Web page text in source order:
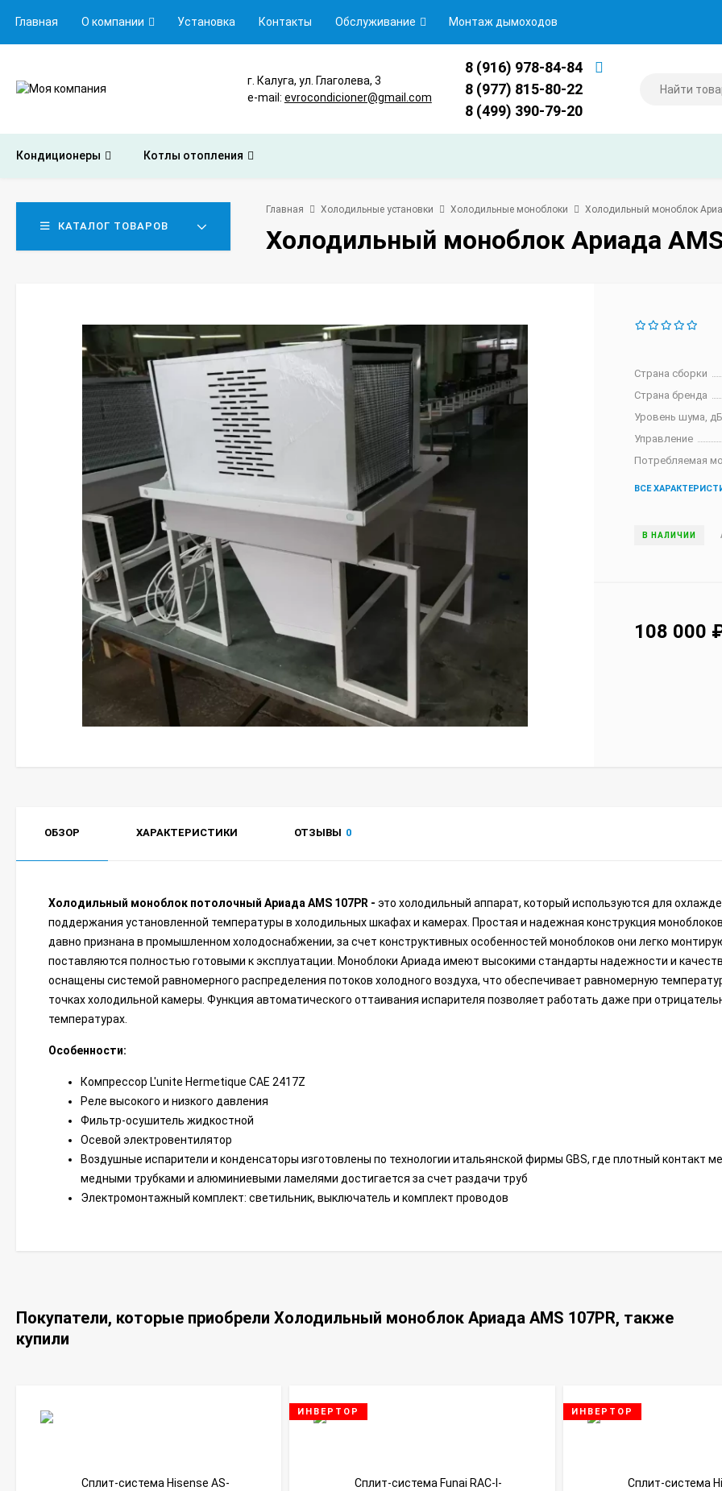
Главная О компании Установка Контакты Обслуживание Монтаж дымоходов
г. Калуга, ул. Глаголева, 3
e-mail: evrocondicioner@gmail.com
8 (916) 978-84-84
8 (977) 815-80-22
8 (499) 390-79-20
Кондиционеры Котлы отопления
КАТАЛОГ ТОВАРОВ
Главная Холодильные установки Холодильные моноблоки Холодильный моноблок
Холодильный моноблок Ариада
Страна сборки
Страна бренда
Уровень шума, дБ
Управление
Потребляемая
ВСЕ
В НАЛИЧИИ
108 000
ОБЗОР ХАРАКТЕРИСТИКИ ОТЗЫВЫ 0
Холодильный моноблок потолочный Ариада AMS 107PR - это холодильный аппарат, который используются для
поддержания установленной температуры в холодильных шкафах и камерах. Простая и надежная конструкция
давно признана в промышленном холодоснабжении, за счет конструктивных особенностей моноблоков они легко
поставляются полностью готовыми к эксплуатации. Моноблоки Ариада имеют высокими стандарты надежности и
оснащены системой равномерного распределения потоков холодного воздуха, что обеспечивает равномерную
точках холодильной камеры. Функция автоматического оттаивания испарителя позволяет работать даже при
температурах.
Особенности:
Компрессор L'unite Hermetique САЕ 2417Z
Реле высокого и низкого давления
Фильтр-осушитель жидкостной
Осевой электровентилятор
Воздушные испарители и конденсаторы изготовлены по технологии итальянской фирмы GBS, где плотный контакт
медными трубками и алюминиевыми ламелями достигается за счет раздачи труб
Электромонтажный комплект: светильник, выключатель и комплект проводов
Покупатели, которые приобрели Холодильный моноблок Ариада AMS 107PR, также
купили
ИНВЕРТОР ИНВЕРТОР